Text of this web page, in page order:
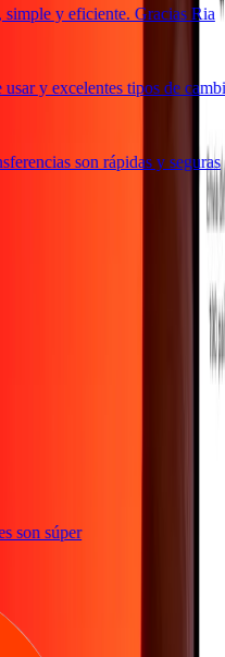
y eficiente. Gracias Ria
y excelentes tipos de cambio
son rápidas y seguras
son súper